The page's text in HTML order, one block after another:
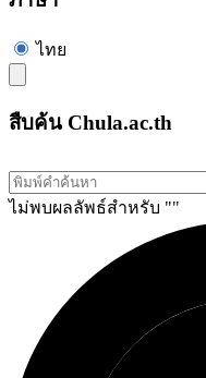
ไทย
สืบค้น Chula.ac.th
ไม่พบผลลัพธ์สำหรับ ""